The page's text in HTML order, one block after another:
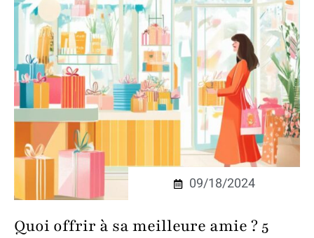
09/18/2024
Quoi offrir à sa meilleure amie ? 5